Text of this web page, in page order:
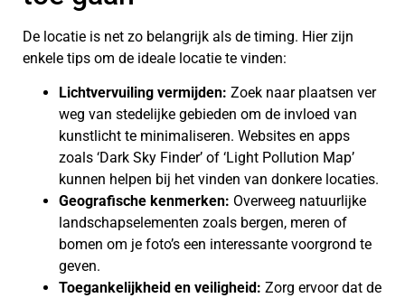
De locatie is net zo belangrijk als de timing. Hier zijn
enkele tips om de ideale locatie te vinden:
Lichtvervuiling vermijden: Zoek naar plaatsen ver
weg van stedelijke gebieden om de invloed van
kunstlicht te minimaliseren. Websites en apps
zoals ‘Dark Sky Finder’ of ‘Light Pollution Map’
kunnen helpen bij het vinden van donkere locaties.
Geografische kenmerken: Overweeg natuurlijke
landschapselementen zoals bergen, meren of
bomen om je foto’s een interessante voorgrond te
geven.
Toegankelijkheid en veiligheid: Zorg ervoor dat de